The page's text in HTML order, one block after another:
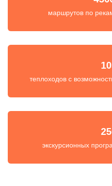
маршрутов по
теплоходов с
экскурсионных